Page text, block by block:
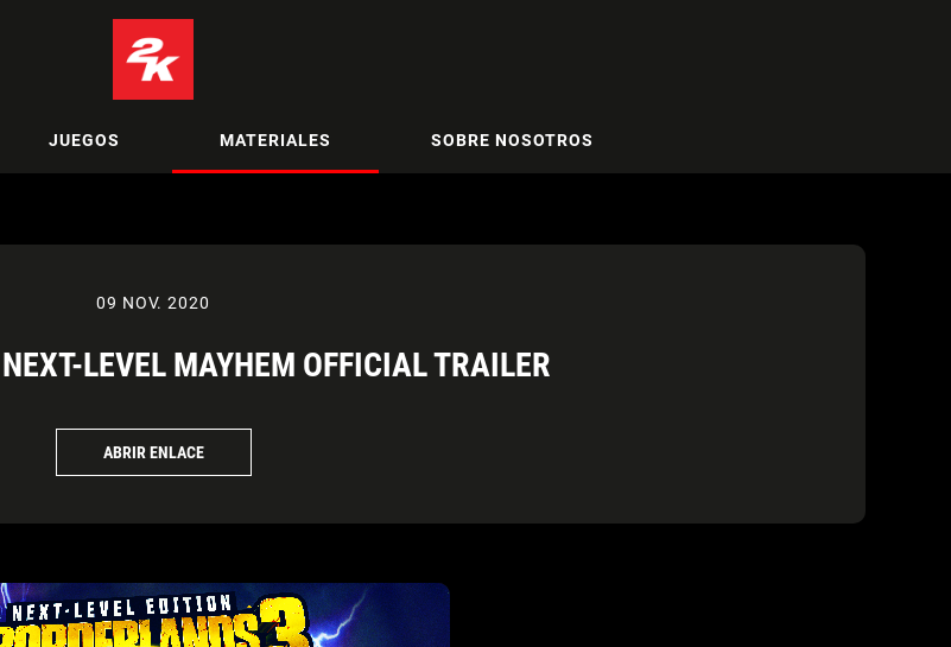
JUEGOS MATERIALES SOBRE NOSOTROS
09 NOV. 2020
LEVEL MAYHEM OFFICIAL TRAILER
ABRIR ENLACE